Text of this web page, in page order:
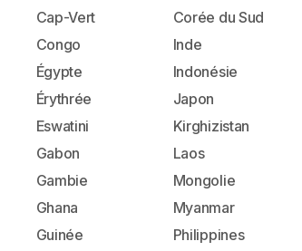
Cap-Vert
Congo
Égypte
Érythrée
Eswatini
Gabon
Gambie
Ghana
Guinée
Corée du Sud
Inde
Indonésie
Japon
Kirghizistan
Laos
Mongolie
Myanmar
Philippines